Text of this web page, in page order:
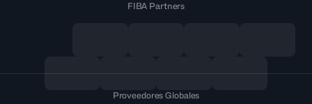
FIBA Partners
Proveedores Globales